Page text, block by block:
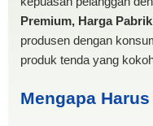
Premium, Harga
produsen dengan
produk tenda yang
Mengapa